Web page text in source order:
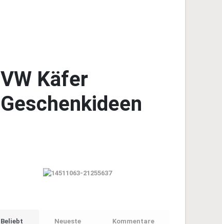
VW Käfer
Geschenkideen
Beliebt Neueste Kommentare